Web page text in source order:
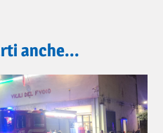
anche...